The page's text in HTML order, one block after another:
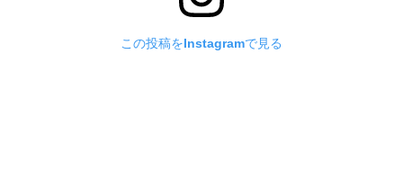
この投稿をInstagramで見る